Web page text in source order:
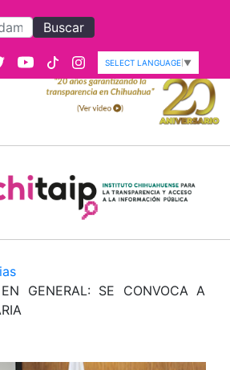
Buscar
SELECT LANGUAGE ▼
GENERAL: SE CONVOCA A